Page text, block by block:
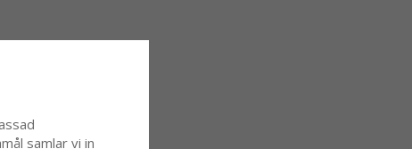
samlar vi in